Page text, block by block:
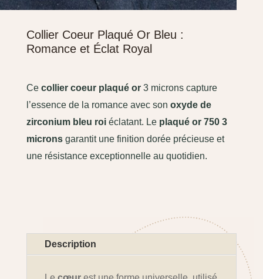
Collier Coeur Plaqué Or Bleu :
Romance et Éclat Royal
Ce collier coeur plaqué or3 microns capture
l’essence de la romance avec son oxyde de
zirconium bleu roiéclatant. Le plaqué or 750 3
micronsgarantit une finition dorée précieuse et
une résistance exceptionnelle au quotidien.
Description